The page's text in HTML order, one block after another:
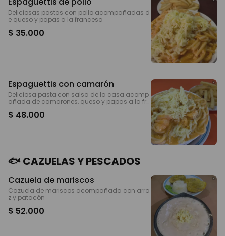
Deliciosas pastas con pollo acompañadas d
e queso y papas a la francesa
$ 35.000
Espaguettis con camarón
Deliciosa pasta con salsa de la casa acomp
añada de camarones, queso y papas a la fra
$ 48.000
🐟 CAZUELAS Y PESCADOS
Cazuela de mariscos
Cazuela de mariscos acompañada con arro
z y patacón
$ 52.000